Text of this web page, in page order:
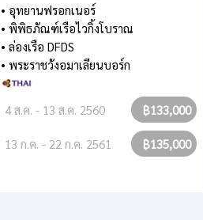
• อุทยานฟรอกเนอร์
• พิพิธภัณฑ์เรือไวกิ้งโบราณ
• ล่องเรือ DFDS
• พระราชวังอมาเลียนบอร์ก
4 ส.ค. - 13 ส.ค. 2560 ฿133,000
13 ก.ค. - 22 ก.ค. 2561 ฿135,000